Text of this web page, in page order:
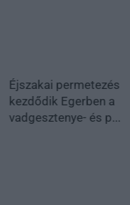
Éjszakai permetezés
kezdődik Egerben a
vadgesztenye- és p...